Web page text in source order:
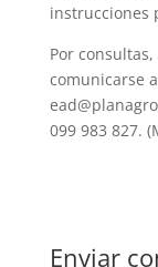
instrucciones
Por
comunicarse
099 983 827.
Enviar